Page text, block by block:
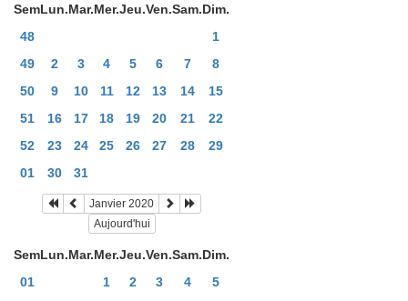
SemLun.Mar.Mer.Jeu.Ven.Sam.Dim.
48
1
49
2 3 4 5 6 7
8
50
9 10 11 12 13 14
15
51
16 17 18 19 20 21
22
52
23 24 25 26 27 28
29
01
30 31
Janvier 2020
Aujourd'hui
SemLun.Mar.Mer.Jeu.Ven.Sam.Dim.
01
1 2 3 4
5